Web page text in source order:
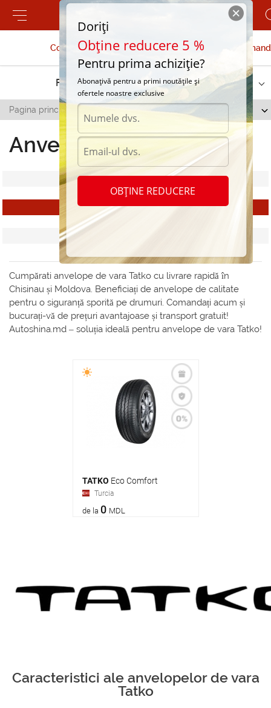
Contactați-ne Serviciu de
Filtru Sortare după:
Pagina principală Anvelope de vara Tatko
Anvelope de vara Tatko
Toate anvelopele
Anvelope de vara Tatko
Cumpărati anvelope de vara Tatko cu livrare rapidă în
Chisinau și Moldova. Beneficiați de anvelope de calitate
pentru o siguranță sporită pe drumuri. Comandați acum și
bucurați-vă de prețuri avantajoase și transport gratuit!
Autoshina.md – soluția ideală pentru anvelope de vara Tatko!
TATKO Eco Comfort
Turcia
de la 0 MDL
Caracteristici ale anvelopelor de vara
Tatko
Doriți
Obține reducere 5 %
Pentru prima achiziție?
Abonațivă pentru a primi noutățile și
ofertele noastre exclusive
OBȚINE REDUCERE